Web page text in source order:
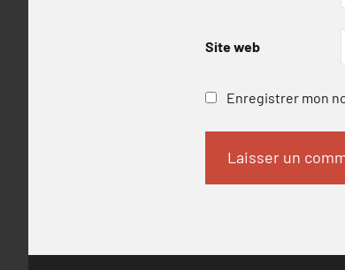
Site web
Enregistrer mon